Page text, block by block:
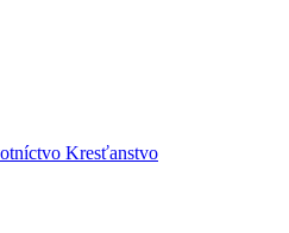
Kresťanstvo